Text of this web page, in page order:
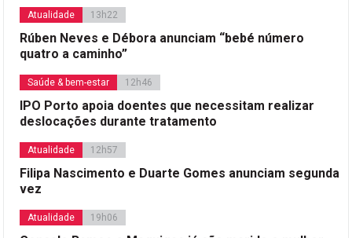
Atualidade 13h22
Rúben Neves e Débora anunciam “bebé número
quatro a caminho”
Saúde & bem-estar 12h46
IPO Porto apoia doentes que necessitam realizar
deslocações durante tratamento
Atualidade 12h57
Filipa Nascimento e Duarte Gomes anunciam segunda
vez
Atualidade 19h06